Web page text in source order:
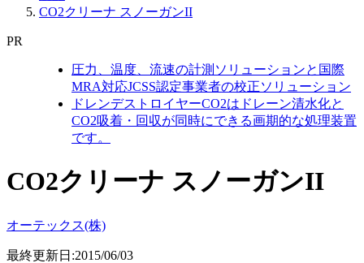
CO2クリーナ スノーガンII
PR
圧力、温度、流速の計測ソリューションと国際
MRA対応JCSS認定事業者の校正ソリューション
ドレンデストロイヤーCO2はドレーン清水化と
CO2吸着・回収が同時にできる画期的な処理装置
です。
CO2クリーナ スノーガンII
オーテックス(株)
最終更新日:2015/06/03